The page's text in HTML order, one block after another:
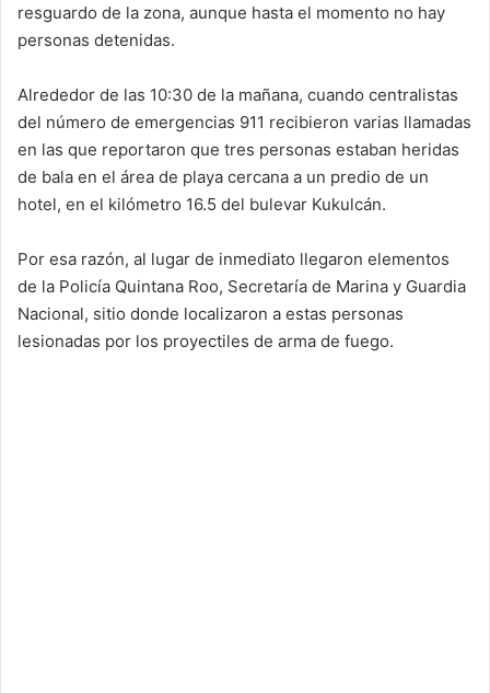
resguardo de la zona, aunque hasta el momento no hay
personas detenidas.
Alrededor de las 10:30 de la mañana, cuando centralistas
del número de emergencias 911 recibieron varias llamadas
en las que reportaron que tres personas estaban heridas
de bala en el área de playa cercana a un predio de un
hotel, en el kilómetro 16.5 del bulevar Kukulcán.
Por esa razón, al lugar de inmediato llegaron elementos
de la Policía Quintana Roo, Secretaría de Marina y Guardia
Nacional, sitio donde localizaron a estas personas
lesionadas por los proyectiles de arma de fuego.